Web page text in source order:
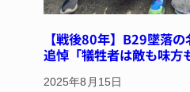
【戦後80年】B29墜落
追悼「犠牲者は敵も味方
2025年8月15日